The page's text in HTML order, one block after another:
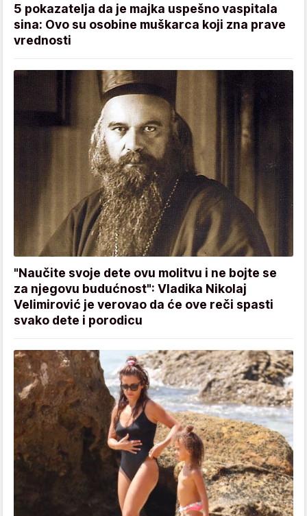
5 pokazatelja da je majka uspešno vaspitala
sina: Ovo su osobine muškarca koji zna prave
vrednosti
"Naučite svoje dete ovu molitvu i ne bojte se
za njegovu budućnost": Vladika Nikolaj
Velimirović je verovao da će ove reči spasti
svako dete i porodicu